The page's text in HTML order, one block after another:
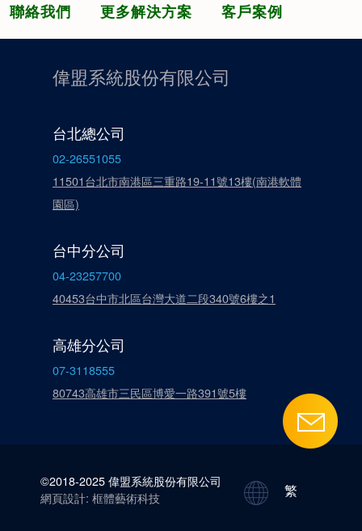
聯絡我們
更多解決方案 客戶案例
偉盟系統股份有限公司
台北總公司
02-26551055
11501台北市南港區三重路19-11號13樓(南港軟體
園區)
台中分公司
04-23257700
40453台中市北區台灣大道二段340號6樓之1
高雄分公司
07-3118555
80743高雄市三民區博愛一路391號5樓
©2018-2025 偉盟系統股份有限公司
網頁設計: 框體藝術科技
繁